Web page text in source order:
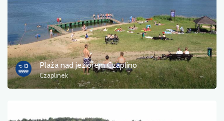
Plaża nad jeziorem Czaplino
Czaplinek